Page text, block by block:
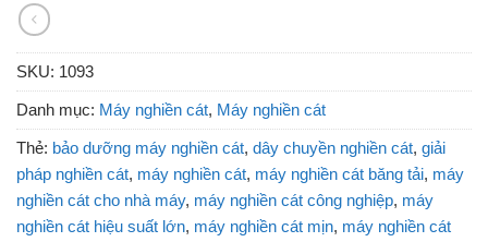
SKU: 1093
Danh mục: Máy nghiền cát, Máy nghiền cát
Thẻ: bảo dưỡng máy nghiền cát, dây chuyền nghiền cát, giải
pháp nghiền cát, máy nghiền cát, máy nghiền cát băng tải, máy
nghiền cát cho nhà máy, máy nghiền cát công nghiệp, máy
nghiền cát hiệu suất lớn, máy nghiền cát mịn, máy nghiền cát